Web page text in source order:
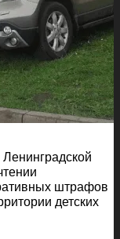
штрафов
детских